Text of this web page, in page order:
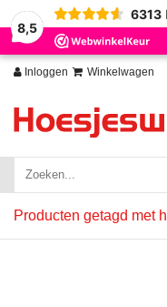
8,5
6313
Inloggen Winkelwagen
Producten getagd met
Wij slaan cookies op om
Nee